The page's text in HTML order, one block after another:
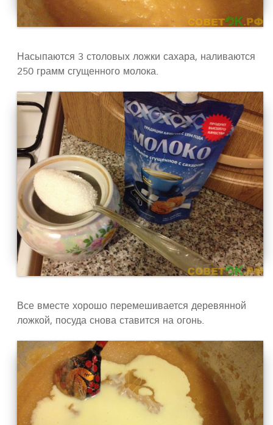
Насыпаются 3 столовых ложки сахара, наливаются
250 грамм сгущенного молока.
Все вместе хорошо перемешивается деревянной
ложкой, посуда снова ставится на огонь.